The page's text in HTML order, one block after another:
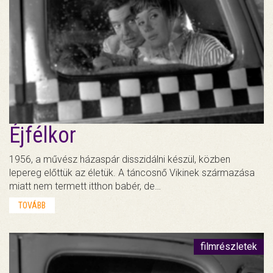
Éjfélkor
1956, a művész házaspár disszidálni készül, közben
lepereg előttük az életük. A táncosnő Vikinek származása
miatt nem termett itthon babér, de…
TOVÁBB
filmrészletek